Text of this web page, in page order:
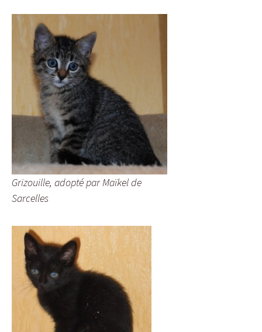
Grizouille, adopté par Maïkel de
Sarcelles